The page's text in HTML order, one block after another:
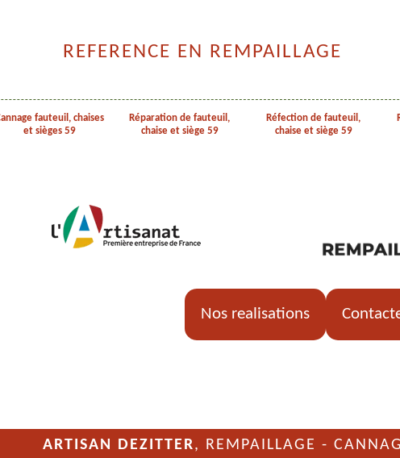
REFERENCE EN REMPAILLAGE
fauteuil, chaises
et sièges 59
Réparation de fauteuil,
chaise et siège 59
Réfection de fauteuil,
chaise et siège 59
Nos realisations
ARTISAN DEZITTER, REMPAILLAGE -